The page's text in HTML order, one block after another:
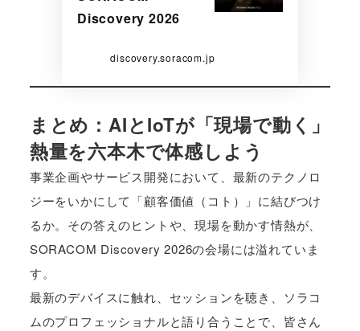
Discovery 2026
discovery.soracom.jp
まとめ：AIとIoTが「現場で動く」
熱量を六本木で体感しよう
事業企画やサービス開発において、最新のテクノロ
ジーをいかにして「顧客価値（コト）」に結びつけ
るか。その答えのヒントや、現場を動かす情熱が、
SORACOM Discovery 2026の会場には溢れていま
す。
最新のデバイスに触れ、セッションを聴き、ソラコ
ムのプロフェッショナルと語り合うことで、皆さん